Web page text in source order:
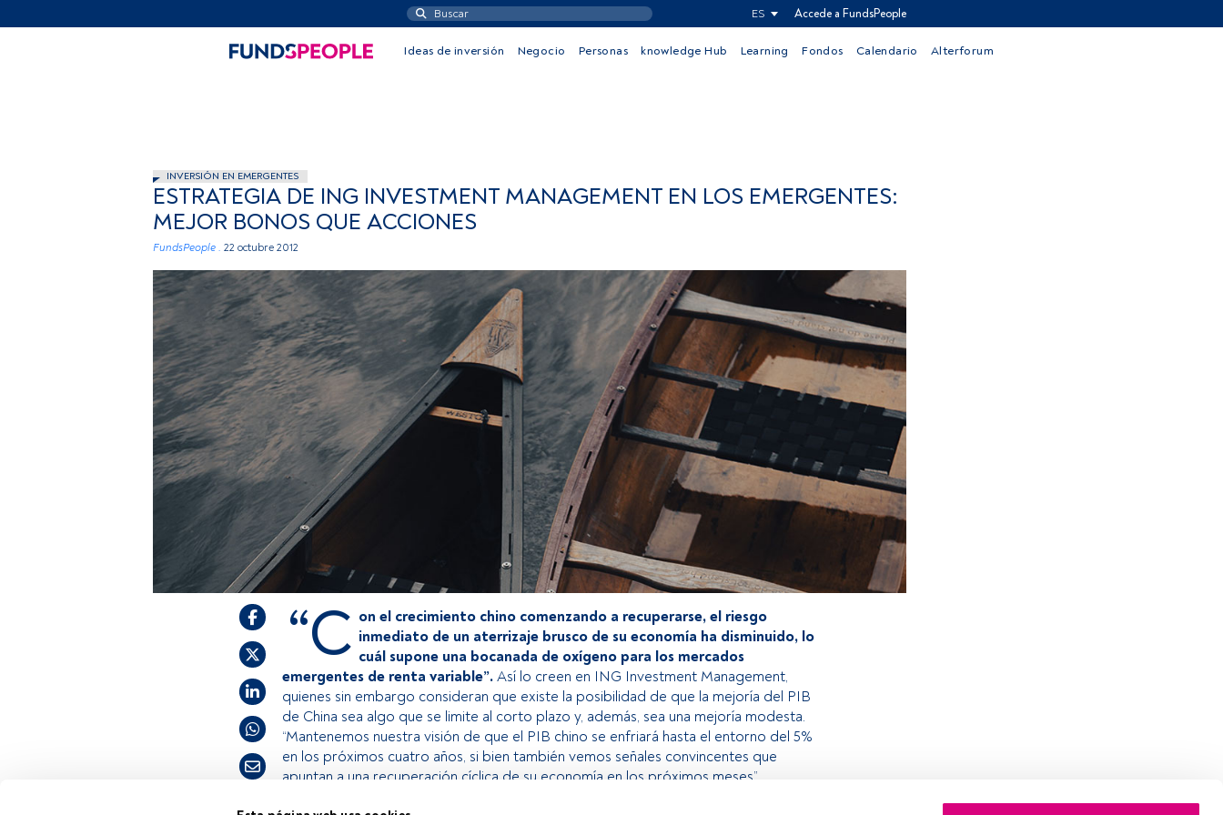
ES Accede a FundsPeople
Ideas de inversión Negocio Personas knowledge Hub Learning Fondos Calendario Alterforum
INVERSIÓN EN EMERGENTES
ESTRATEGIA DE ING INVESTMENT MANAGEMENT EN LOS EMERGENTES:
MEJOR BONOS QUE ACCIONES
FundsPeople . 22 octubre 2012
“C on el crecimiento chino comenzando a recuperarse, el riesgo
inmediato de un aterrizaje brusco de su economía ha disminuido, lo
cuál supone una bocanada de oxígeno para los mercados
emergentes de renta variable”. Así lo creen en ING Investment Management,
quienes sin embargo consideran que existe la posibilidad de que la mejoría del PIB
de China sea algo que se limite al corto plazo y, además, sea una mejoría modesta.
“Mantenemos nuestra visión de que el PIB chino se enfriará hasta el entorno del 5%
en los próximos cuatro años, si bien también vemos señales convincentes que
apuntan a una recuperación cíclica de su economía en los próximos meses”.